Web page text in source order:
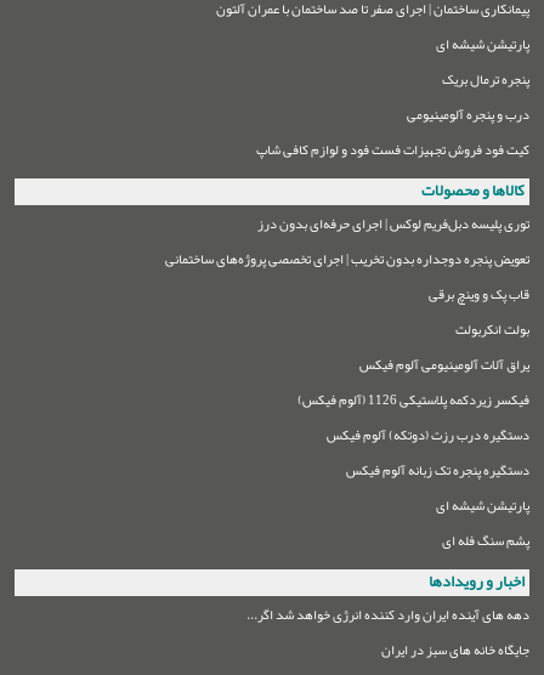
پیمانکاری ساختمان | اجرای صفر تا صد ساختمان با عمران آلتون
پارتیشن شیشه ای
پنجره ترمال بریک
درب و پنجره آلومینیومی
کیت فود فروش تجهیزات فست فود و لوازم کافی شاپ
کالاها و محصولات
توری پلیسه دبل‌فریم لوکس | اجرای حرفه‌ای بدون درز
تعویض پنجره دوجداره بدون تخریب | اجرای تخصصی پروژه‌های ساختمانی
قاب پک و وینچ برقی
بولت انکربولت
یراق آلات آلومینیومی آلوم فیکس
فیکسر زیردکمه پلاستیکی 1126 (آلوم فیکس)
دستگیره درب رزت (دوتکه) آلوم فیکس
دستگیره پنجره تک زبانه آلوم فیکس
پارتیشن شیشه ای
پشم سنگ فله ای
اخبار و رویدادها
دهه های آینده ایران وارد کننده انرژی خواهد شد اگر...
جایگاه خانه های سبز در ایران